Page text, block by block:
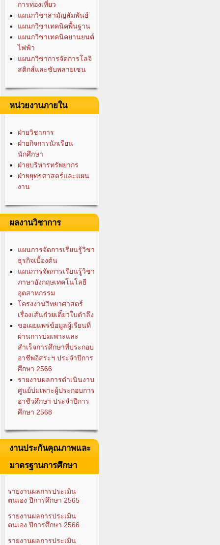
การท่องเที่ยว
แผนกวิชาสามัญสัมพันธ์
แผนกวิชาเทคนิคพื้นฐาน
แผนกวิชาเทคนิคยานยนต์
ไฟฟ้า
แผนกวิชาการจัดการโลจิ
สติกส์และซับพลายเซน
หน่วยงานภายใน
ฝ่ายวิชาการ
ฝ่ายกิจการนักเรียน
นักศึกษา
ฝ่ายบริหารทรัพยากร
ฝ่ายยุทธศาสตร์และแผน
งาน
ผลงานวิชาการ
แผนการจัดการเรียนรู้วิชา
ธุรกิจเบื้องต้น
แผนการจัดการเรียนรู้วิชา
ภาษาอังกฤษเทคโนโลยี
อุตสาหกรรม
โครงงานวิทยาศาสตร์
เรื่องเส้นก๋วยเตี๋ยวใบตำลึง
ขอเผยแพร่ข้อมูลผู้เรียนที่
ผ่านการบ่มเพาะและ
สำเร็จการศึกษาที่ประกอบ
อาชีพอิสระฯ ประจำปีการ
ศึกษา 2566
รายงานผลการดำเนินงาน
ศูนย์บ่มเพาะผู้ประกอบการ
อาชีวศึกษา ประจำปีการ
ศึกษา 2568
งานประกันคุณภาพและ
มาตรฐานการศึกษา
รายงานผลการประเมิน
ตนเอง ปีการศึกษา 2565
รายงานผลการประเมิน
ตนเอง ปีการศึกษา 2566
รายงานผลการประเมิน